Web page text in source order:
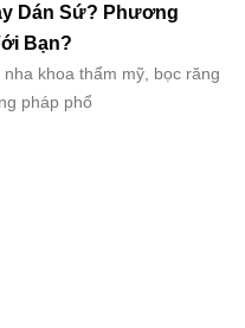
Dán Sứ? Phương
Bạn?
khoa thẩm mỹ, bọc răng
pháp phổ